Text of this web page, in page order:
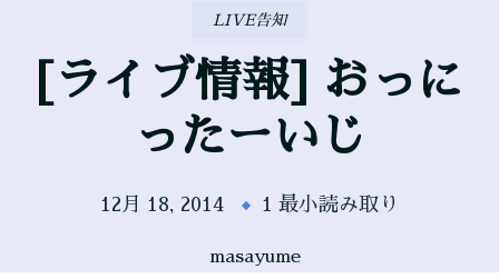
LIVE告知
[ライブ情報] おっに
ったーいじ
12月 18, 2014 1 最小読み取り
masayume